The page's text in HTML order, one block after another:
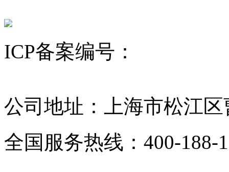
ICP备案编号：
公司地址：上海市松江区
全国服务热线：400-188-